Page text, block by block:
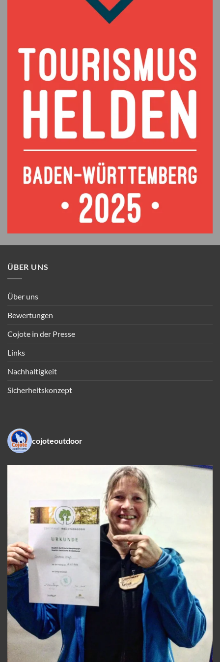
ÜBER UNS
Über uns
Bewertungen
Cojote in der Presse
Links
Nachhaltigkeit
Sicherheitskonzept
cojoteoutdoor